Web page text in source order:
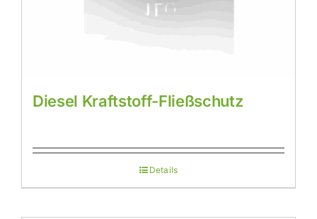
Diesel Kraftstoff-Fließschutz
Details